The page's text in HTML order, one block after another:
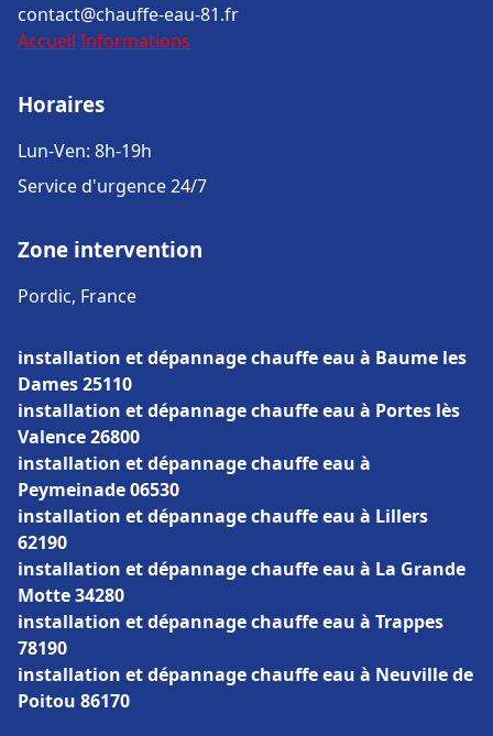
contact@chauffe-eau-81.fr
Accueil Informations
Horaires
Lun-Ven: 8h-19h
Service d'urgence 24/7
Zone intervention
Pordic, France
installation et dépannage chauffe eau à Baume les
Dames 25110
installation et dépannage chauffe eau à Portes lès
Valence 26800
installation et dépannage chauffe eau à
Peymeinade 06530
installation et dépannage chauffe eau à Lillers
62190
installation et dépannage chauffe eau à La Grande
Motte 34280
installation et dépannage chauffe eau à Trappes
78190
installation et dépannage chauffe eau à Neuville de
Poitou 86170